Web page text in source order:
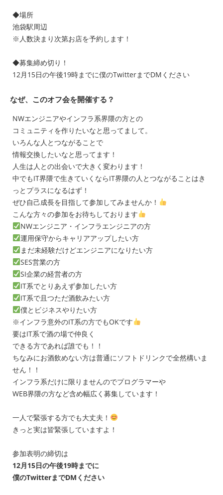
◆場所
池袋駅周辺
※人数決まり次第お店を予約します！
◆募集締め切り！
12月15日の午後19時までに僕のTwitterまでDMください
なぜ、このオフ会を開催する？
NWエンジニアやインフラ系界隈の方との
コミュニティを作りたいなと思ってまして。
いろんな人とつながることで
情報交換したいなと思ってます！
人生は人との出会いで大きく変わります！
中でもIT界隈で生きていくならIT界隈の人とつながることはき
っとプラスになるはず！
ぜひ自己成長を目指して参加してみませんか！
こんな方々の参加をお待ちしております
NWエンジニア・インフラエンジニアの方
運用保守からキャリアアップしたい方
まだ未経験だけどエンジニアになりたい方
SES営業の方
SI企業の経営者の方
IT系でとりあえず参加したい方
IT系で且つただ酒飲みたい方
僕とビジネスやりたい方
※インフラ意外のIT系の方でもOKです
要はIT系で酒の場で仲良く
できる方であれば誰でも！！
ちなみにお酒飲めない方は普通にソフトドリンクで全然構いま
せん！！
インフラ系だけに限りませんのでプログラマーや
WEB界隈の方など含め幅広く募集しています！
一人で緊張する方でも大丈夫！
きっと実は皆緊張していますよ！
参加表明の締切は
12月15日の午後19時までに
僕のTwitterまでDMください